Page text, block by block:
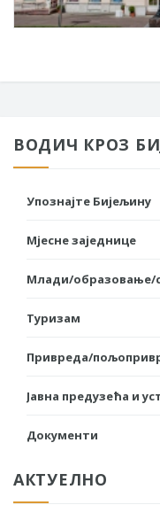
ВОДИЧ КРОЗ
Упознајте Бијељину
Мјесне заједнице
Млади/образовање/
Туризам
Привреда/
Јавна предузећа и
Документи
АКТУЕЛНО